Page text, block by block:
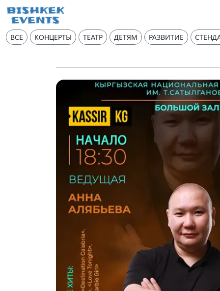
ВСЕ КОНЦЕРТЫ ТЕАТР ДЕТЯМ РАЗВИТИЕ